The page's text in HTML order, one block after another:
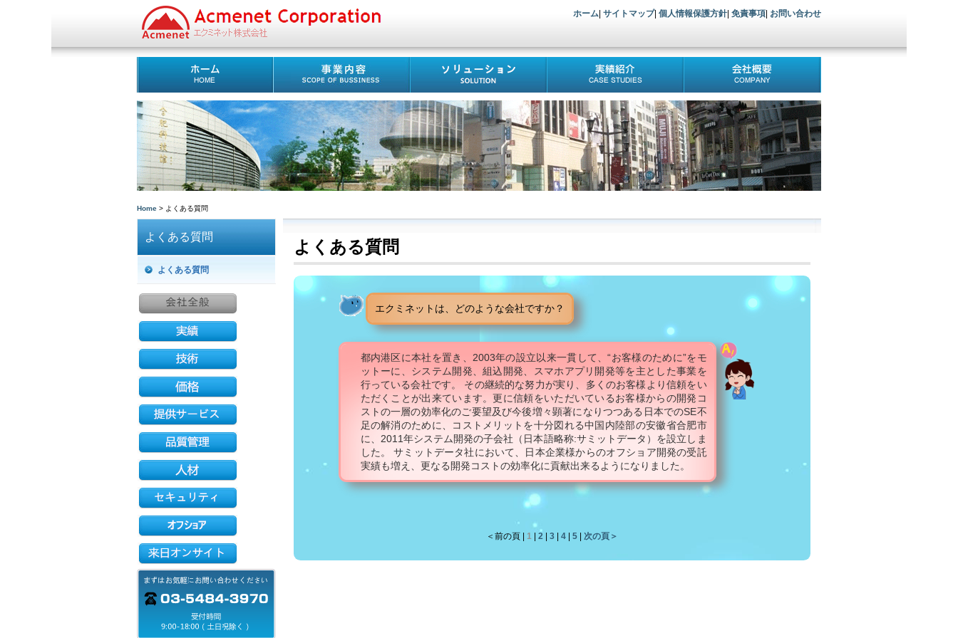
ホーム サイトマップ| 個人情報保護方針| 免責事項 お問い合わせ
Home > よくある質問
よくある質問
エクミネットは、どのような会社ですか？
都内港区に本社を置き、2003年の設立以来一貫して、“お客様のために”をモ
ットーに、システム開発、組込開発、スマホアプリ開発等を主とした事業を
行っている会社です。 その継続的な努力が実り、多くのお客様より信頼をい
ただくことが出来ています。更に信頼をいただいているお客様からの開発コ
ストの一層の効率化のご要望及び今後増々顕著になりつつある日本でのSE不
足の解消のために、コストメリットを十分図れる中国内陸部の安徽省合肥市
に、2011年システム開発の子会社（日本語略称:サミットデータ）を設立しま
した。 サミットデータ社において、日本企業様からのオフショア開発の受託
実績も増え、更なる開発コストの効率化に貢献出来るようになりました。
＜前の頁 1 2 3 4 5 次の頁＞
よくある質問
よくある質問